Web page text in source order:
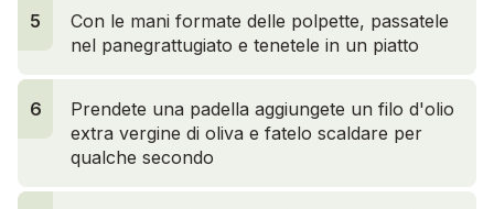
5
Con le mani formate delle polpette, passatele
nel panegrattugiato e tenetele in un piatto
6
Prendete una padella aggiungete un filo d'olio
extra vergine di oliva e fatelo scaldare per
qualche secondo